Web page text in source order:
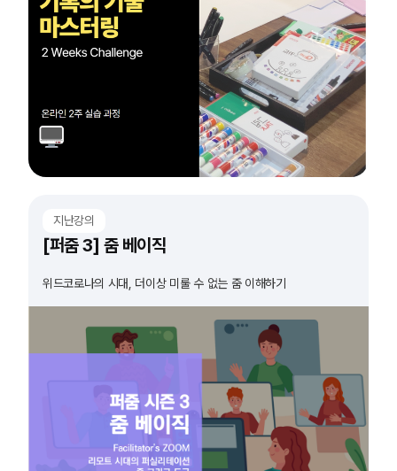
지난강의
[퍼줌 3] 줌 베이직
위드코로나의 시대, 더이상 미룰 수 없는 줌 이해하기